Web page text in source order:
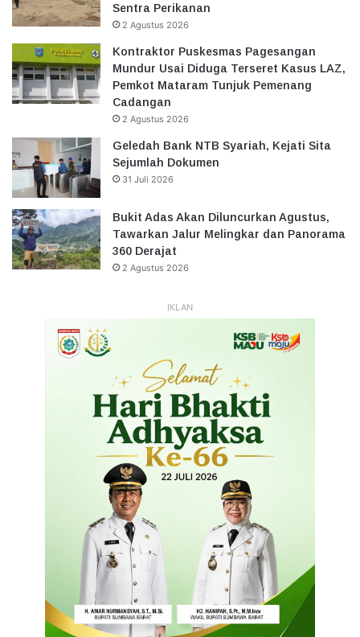
Sentra Perikanan
2 Agustus 2026
Kontraktor Puskesmas Pagesangan
Mundur Usai Diduga Terseret Kasus LAZ,
Pemkot Mataram Tunjuk Pemenang
Cadangan
2 Agustus 2026
Geledah Bank NTB Syariah, Kejati Sita
Sejumlah Dokumen
31 Juli 2026
Bukit Adas Akan Diluncurkan Agustus,
Tawarkan Jalur Melingkar dan Panorama
360 Derajat
2 Agustus 2026
IKLAN